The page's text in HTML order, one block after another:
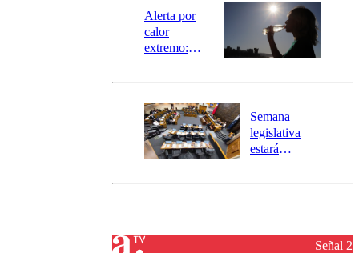
epicentro
Alerta por
calor
extremo:
activa Alerta
Preventiva en
tres comunas
Semana
legislativa
estará
el fin de la
reconstrucciónSeñal 2